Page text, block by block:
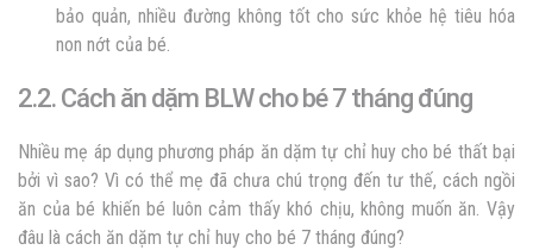
bảo quản, nhiều đường không tốt cho sức khỏe hệ tiêu hóa
non nớt của bé.
2.2. Cách ăn dặm BLW cho bé 7 tháng đúng
Nhiều mẹ áp dụng phương pháp ăn dặm tự chỉ huy cho bé thất bại
bởi vì sao? Vì có thể mẹ đã chưa chú trọng đến tư thế, cách ngồi
ăn của bé khiến bé luôn cảm thấy khó chịu, không muốn ăn. Vậy
đâu là cách ăn dặm tự chỉ huy cho bé 7 tháng đúng?